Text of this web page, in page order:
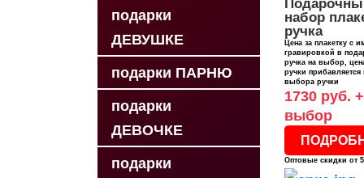
подарки
ДЕВУШКЕ
подарки ПАРНЮ
подарки
ДЕВОЧКЕ
подарки
набор
ручка
Цена за плакетку с
гравировкой в
ручка на выбор,
ручки
выбора ручки
1730 руб.
выбор
Оптовые скидки от